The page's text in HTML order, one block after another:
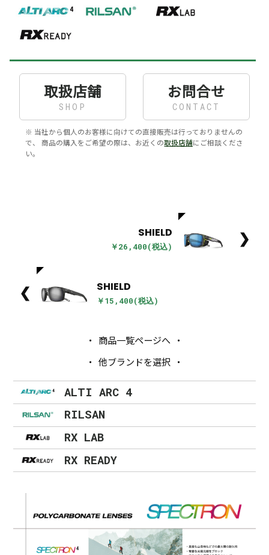
取扱店舗
SHOP
お問合せ
CONTACT
※ 当社から個人のお客様に向けての直接販売は行っておりませんの
で、 商品の購入をご希望の際は、お近くの取扱店舗にご相談くださ
い。
SHIELD
￥26,400(税込) ❯
❮ SHIELD
￥15,400(税込)
商品一覧ページへ
他ブランドを選択
ALTI ARC 4
RILSAN
RX LAB
RX READY